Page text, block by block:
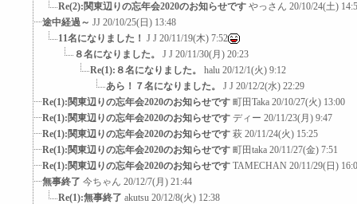
Re(2):関東辺りの忘年会2020のお知らせです やっさん 20/10/24(土)
途中経過～ JJ 20/10/25(日) 13:48
11名になりました！ J J 20/11/19(木) 7:52
８名になりました。
J J 20/11/30(月) 20:23
Re(1):８名になりました。
halu 20/12/1(火) 9:12
あら！７名になりました。
J J 20/12/2(水) 22:29
Re(1):関東辺りの忘年会2020のお知らせです 町田Taka 20/10/27(火) 13:00
Re(1):関東辺りの忘年会2020のお知らせです ディー 20/11/23(月) 9:47
Re(1):関東辺りの忘年会2020のお知らせです 萩 20/11/24(火) 15:25
Re(1):関東辺りの忘年会2020のお知らせです 町田taka 20/11/27(金) 7:51
Re(1):関東辺りの忘年会2020のお知らせです TAMECHAN 20/11/29(日)
無事終了 今ちゃん 20/12/7(月) 21:44
Re(1):無事終了 akutsu 20/12/8(火) 12:38